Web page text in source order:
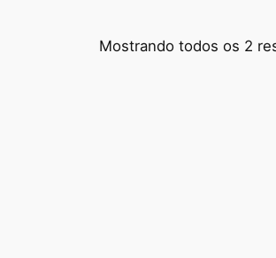
Mostrando todos os 2